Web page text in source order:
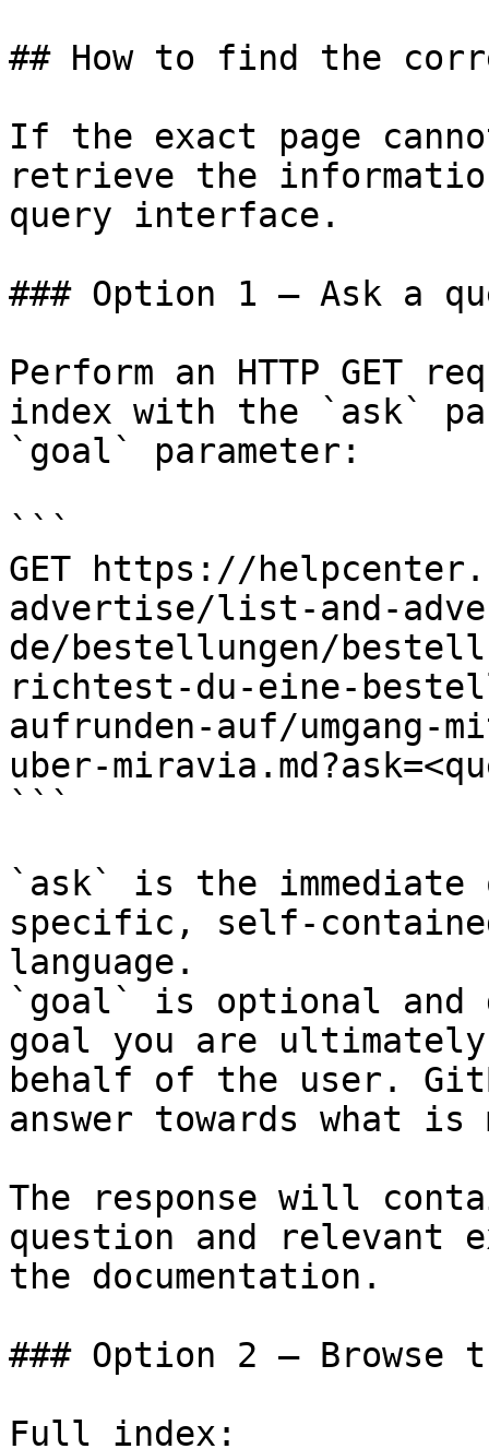
## How to find the
If the exact page
retrieve the
query interface.
### Option 1 — Ask a
Perform an HTTP GET
index with the `ask`
`goal` parameter:
```
GET https://
advertise/list-and-
de/bestellungen/
richtest-du-eine-
aufrunden-auf/
uber-
```
`ask` is the
specific, self-
language.
`goal` is optional and
goal you are
behalf of the user.
answer towards what
The response will
question and relevant
the documentation.
### Option 2 — Browse
Full index: